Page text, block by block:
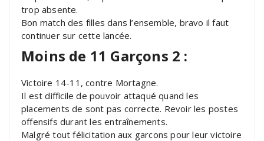
trop absente.
Bon match des filles dans l’ensemble, bravo il faut
continuer sur cette lancée.
Moins de 11 Garçons 2 :
Victoire 14-11, contre Mortagne.
Il est difficile de pouvoir attaqué quand les
placements de sont pas correcte. Revoir les postes
offensifs durant les entraînements.
Malgré tout félicitation aux garcons pour leur victoire